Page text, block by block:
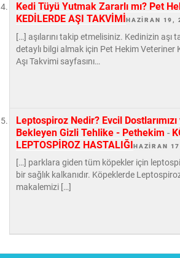
Kedi Tüyü Yutmak Zararlı mı? Pet
KEDİLERDE AŞI TAKVİMİ
HAZIRAN 19,
[…] aşılarını takip etmelisiniz. Kedinizin aşı
detaylı bilgi almak için Pet Hekim Veteriner
Aşı Takvimi sayfasını…
Leptospiroz Nedir? Evcil
Bekleyen Gizli Tehlike - Pethekim -
LEPTOSPİROZ HASTALIĞIHAZIRAN
[…] parklara giden tüm köpekler için
bir sağlık kalkanıdır. Köpeklerde
makalemizi […]